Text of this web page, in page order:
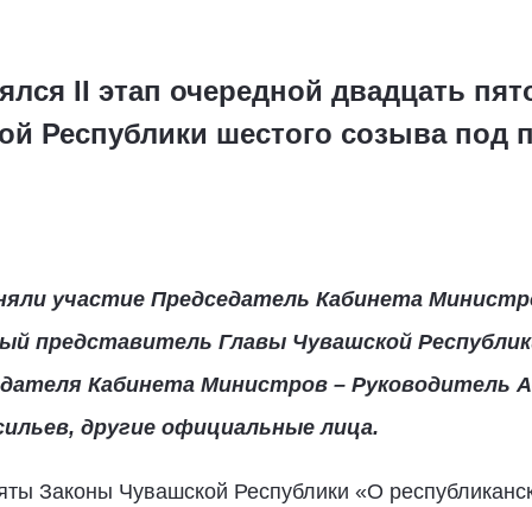
II этап очередной двадцать
Республики шестого созыва под
участие Председатель Кабинета
представитель Главы Чувашской
Кабинета Министров – Руководитель
другие официальные лица.
Законы Чувашской Республики «О